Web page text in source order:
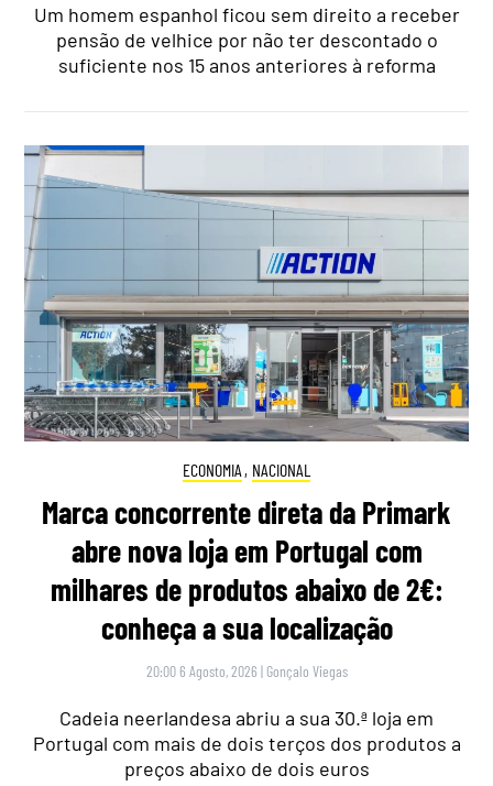
Um homem espanhol ficou sem direito a receber
pensão de velhice por não ter descontado o
suficiente nos 15 anos anteriores à reforma
ECONOMIA , NACIONAL
Marca concorrente direta da Primark
abre nova loja em Portugal com
milhares de produtos abaixo de 2€:
conheça a sua localização
20:00 6 Agosto, 2026 | Gonçalo Viegas
Cadeia neerlandesa abriu a sua 30.ª loja em
Portugal com mais de dois terços dos produtos a
preços abaixo de dois euros